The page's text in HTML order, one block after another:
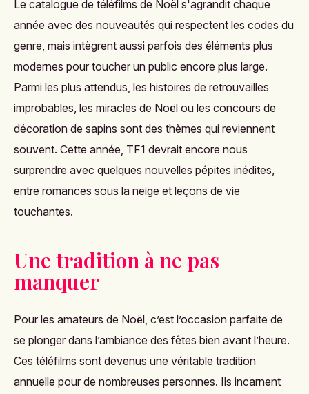
Le catalogue de téléfilms de Noël s'agrandit chaque
année avec des nouveautés qui respectent les codes du
genre, mais intègrent aussi parfois des éléments plus
modernes pour toucher un public encore plus large.
Parmi les plus attendus, les histoires de retrouvailles
improbables, les miracles de Noël ou les concours de
décoration de sapins sont des thèmes qui reviennent
souvent. Cette année, TF1 devrait encore nous
surprendre avec quelques nouvelles pépites inédites,
entre romances sous la neige et leçons de vie
touchantes.
Une tradition à ne pas
manquer
Pour les amateurs de Noël, c’est l’occasion parfaite de
se plonger dans l’ambiance des fêtes bien avant l’heure.
Ces téléfilms sont devenus une véritable tradition
annuelle pour de nombreuses personnes. Ils incarnent